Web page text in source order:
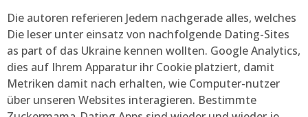
Die autoren referieren Jedem nachgerade alles, welches
Die leser unter einsatz von nachfolgende Dating-Sites
as part of das Ukraine kennen wollten. Google Analytics,
dies auf Ihrem Apparatur ihr Cookie platziert, damit
Metriken damit nach erhalten, wie Computer-nutzer
über unseren Websites interagieren. Bestimmte